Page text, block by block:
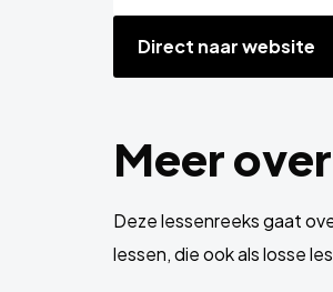
Direct naar website
Meer
Deze lessenreeks gaat
lessen, die ook als losse